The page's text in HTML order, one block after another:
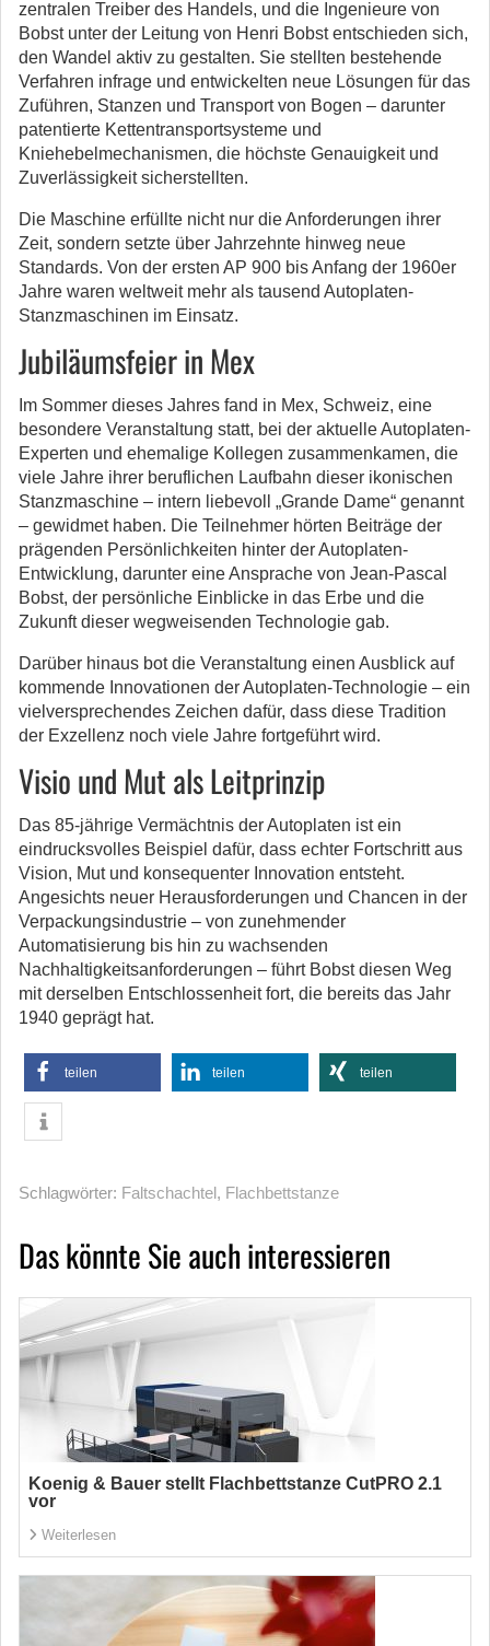
zentralen Treiber des Handels, und die Ingenieure von
Bobst unter der Leitung von Henri Bobst entschieden sich,
den Wandel aktiv zu gestalten. Sie stellten bestehende
Verfahren infrage und entwickelten neue Lösungen für das
Zuführen, Stanzen und Transport von Bogen – darunter
patentierte Kettentransportsysteme und
Kniehebelmechanismen, die höchste Genauigkeit und
Zuverlässigkeit sicherstellten.
Die Maschine erfüllte nicht nur die Anforderungen ihrer
Zeit, sondern setzte über Jahrzehnte hinweg neue
Standards. Von der ersten AP 900 bis Anfang der 1960er
Jahre waren weltweit mehr als tausend Autoplaten-
Stanzmaschinen im Einsatz.
Jubiläumsfeier in Mex
Im Sommer dieses Jahres fand in Mex, Schweiz, eine
besondere Veranstaltung statt, bei der aktuelle Autoplaten-
Experten und ehemalige Kollegen zusammenkamen, die
viele Jahre ihrer beruflichen Laufbahn dieser ikonischen
Stanzmaschine – intern liebevoll „Grande Dame“ genannt
– gewidmet haben. Die Teilnehmer hörten Beiträge der
prägenden Persönlichkeiten hinter der Autoplaten-
Entwicklung, darunter eine Ansprache von Jean-Pascal
Bobst, der persönliche Einblicke in das Erbe und die
Zukunft dieser wegweisenden Technologie gab.
Darüber hinaus bot die Veranstaltung einen Ausblick auf
kommende Innovationen der Autoplaten-Technologie – ein
vielversprechendes Zeichen dafür, dass diese Tradition
der Exzellenz noch viele Jahre fortgeführt wird.
Visio und Mut als Leitprinzip
Das 85-jährige Vermächtnis der Autoplaten ist ein
eindrucksvolles Beispiel dafür, dass echter Fortschritt aus
Vision, Mut und konsequenter Innovation entsteht.
Angesichts neuer Herausforderungen und Chancen in der
Verpackungsindustrie – von zunehmender
Automatisierung bis hin zu wachsenden
Nachhaltigkeitsanforderungen – führt Bobst diesen Weg
mit derselben Entschlossenheit fort, die bereits das Jahr
1940 geprägt hat.
teilen teilen teilen
Schlagwörter: Faltschachtel, Flachbettstanze
Das könnte Sie auch interessieren
Koenig & Bauer stellt Flachbettstanze CutPRO 2.1
vor
Weiterlesen